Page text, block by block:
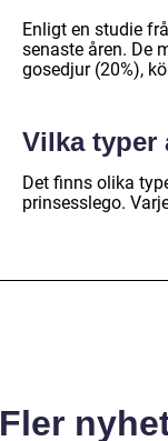
Enligt en studie
senaste åren. De
gosedjur (20%),
Vilka typer
Det finns olika
prinsesslego.
Fler